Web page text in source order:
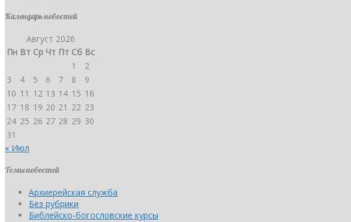
Календарь новостей
Август 2026
Пн Вт Ср Чт Пт Сб Вс
1
2
3
4 5 6 7 8
9
10 11 12 13 14 15 16
17 18 19 20 21 22 23
24 25 26 27 28 29 30
31
« Июл
Темы новостей
Архиерейская служба
Без рубрики
Библейско-богословские курсы